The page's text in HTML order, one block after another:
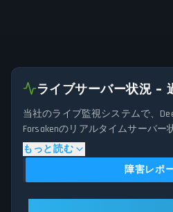
ライブサーバー状況 -
当社のライブ監視システムで、
Forsakenのリアルタイムサーバー
します。当社の高度な検出アルゴ
送信された接続問題、サーバー
を分析します。現在のDeep Sleep:
もっと読む
障害レポ